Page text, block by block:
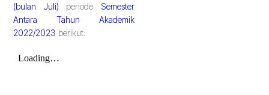
(bulan Juli) periodeSemester
Antara Tahun Akademik
2022/2023 berikut: